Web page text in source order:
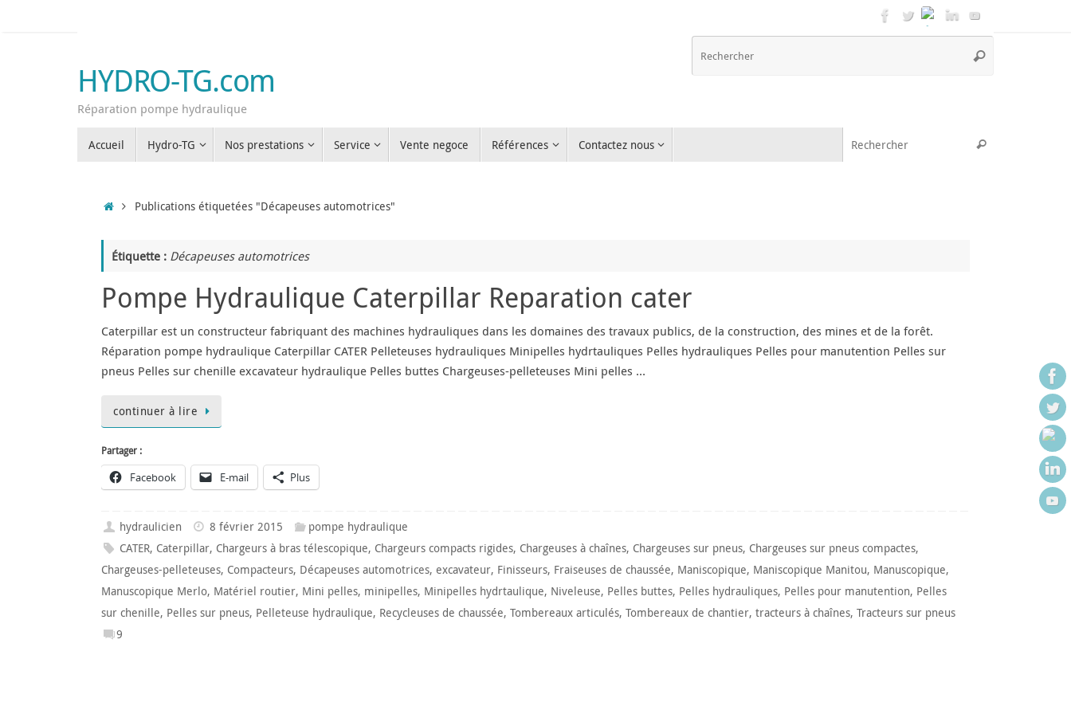
HYDRO-TG.com
Réparation pompe hydraulique
Rechercher
Accueil Hydro-TG Nos prestations Service Vente negoce Références Contactez nous Rechercher
AccueilPublications étiquetées "Décapeuses automotrices"
Étiquette : Décapeuses automotrices
Pompe Hydraulique Caterpillar Reparation cater
Caterpillar est un constructeur fabriquant des machines hydrauliques dans les domaines des travaux publics, de la construction, des mines et de la forêt.
Réparation pompe hydraulique Caterpillar CATER Pelleteuses hydrauliques Minipelles hydrtauliques Pelles hydrauliques Pelles pour manutention Pelles sur
pneus Pelles sur chenille excavateur hydraulique Pelles buttes Chargeuses-pelleteuses Mini pelles …
continuer à lire
Partager :
Facebook E-mail Plus
hydraulicien 8 février 2015
pompe hydraulique
CATER, Caterpillar, Chargeurs à bras télescopique, Chargeurs compacts rigides, Chargeuses à chaînes, Chargeuses sur pneus, Chargeuses sur pneus compactes,
Chargeuses-pelleteuses, Compacteurs, Décapeuses automotrices, excavateur, Finisseurs, Fraiseuses de chaussée, Maniscopique, Maniscopique Manitou, Manuscopique,
Manuscopique Merlo, Matériel routier, Mini pelles, minipelles, Minipelles hydrtaulique, Niveleuse, Pelles buttes, Pelles hydrauliques, Pelles pour manutention, Pelles
sur chenille, Pelles sur pneus, Pelleteuse hydraulique, Recycleuses de chaussée, Tombereaux articulés, Tombereaux de chantier, tracteurs à chaînes, Tracteurs sur pneus
9